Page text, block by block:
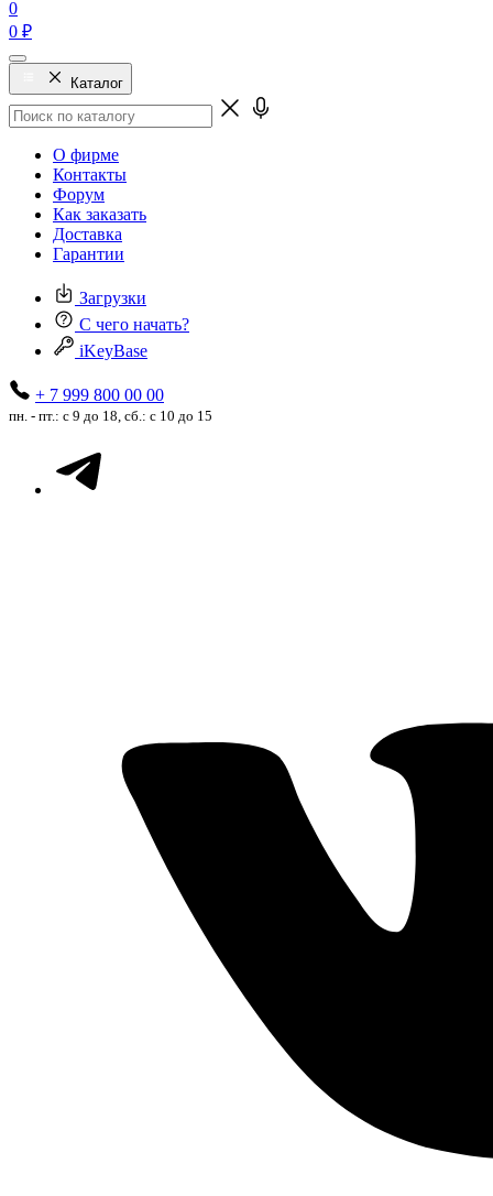
0
0 ₽
Каталог
О фирме
Контакты
Форум
Как заказать
Доставка
Гарантии
Загрузки
С чего начать?
iKeyBase
+ 7 999 800 00 00
пн. - пт.: с 9 до 18, сб.: с 10 до 15